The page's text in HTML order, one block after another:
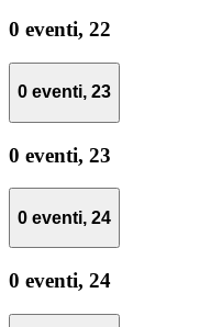
0 eventi, 22
0 eventi, 23
0 eventi, 23
0 eventi, 24
0 eventi, 24